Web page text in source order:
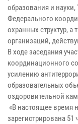
образования и
Федерального
охранных структур, а
организаций,
В ходе заседания
координационного
усилению
образовательных
оздоровительной
«В настоящее время
зарегистрирована 51